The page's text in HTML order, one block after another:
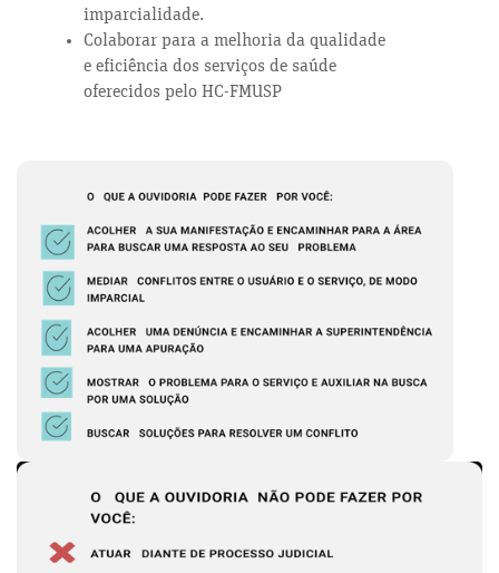
imparcialidade.
Colaborar para a melhoria da qualidade
e eficiência dos serviços de saúde
oferecidos pelo HC-FMUSP